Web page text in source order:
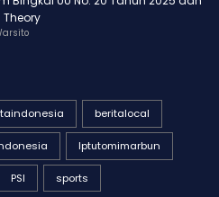
Bingkai UU No. 20 Tahun 2025 dan
Iptutomimarbun
PSI sports